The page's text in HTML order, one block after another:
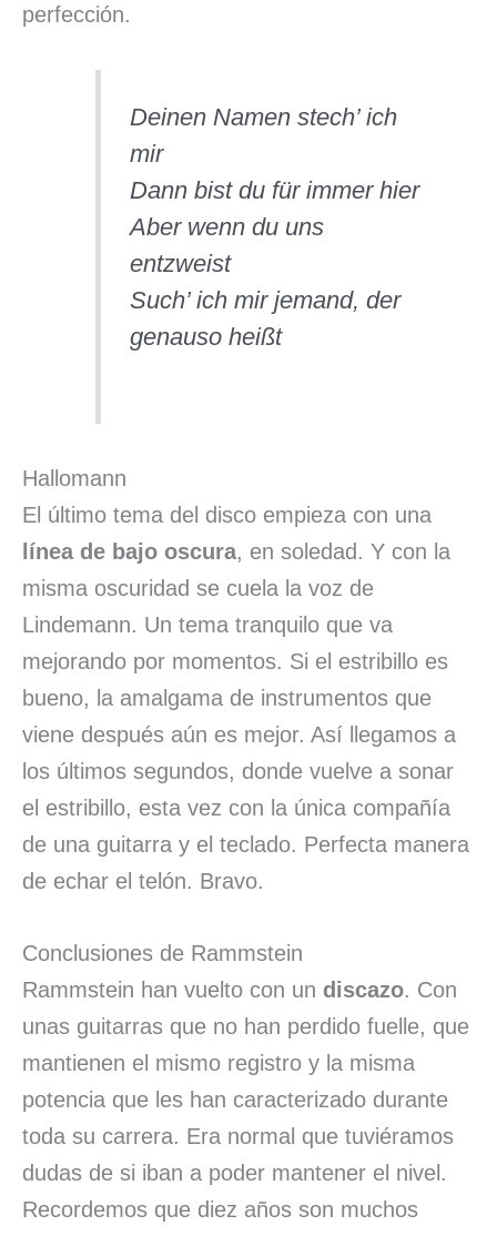
perfección.
Deinen Namen stech’ ich
mir
Dann bist du für immer hier
Aber wenn du uns
entzweist
Such’ ich mir jemand, der
genauso heißt
Hallomann
El último tema del disco empieza con una
línea de bajo oscura, en soledad. Y con la
misma oscuridad se cuela la voz de
Lindemann. Un tema tranquilo que va
mejorando por momentos. Si el estribillo es
bueno, la amalgama de instrumentos que
viene después aún es mejor. Así llegamos a
los últimos segundos, donde vuelve a sonar
el estribillo, esta vez con la única compañía
de una guitarra y el teclado. Perfecta manera
de echar el telón. Bravo.
Conclusiones de Rammstein
Rammstein han vuelto con un discazo. Con
unas guitarras que no han perdido fuelle, que
mantienen el mismo registro y la misma
potencia que les han caracterizado durante
toda su carrera. Era normal que tuviéramos
dudas de si iban a poder mantener el nivel.
Recordemos que diez años son muchos